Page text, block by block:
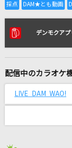
リアル
Starting Now
[生音]M
デンモクアプ
配信中のカラオケ
LIVE DAM WAO!